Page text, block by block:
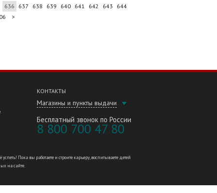
636 637 638 639 640 641 642 643
644
>
КОНТАКТЫ
Магазины и пункты выдачи
Бесплатный звонок по России
8 800 700 47 80
Пока вы работаете и строите карьеру, воспитываете детей
на сайте.